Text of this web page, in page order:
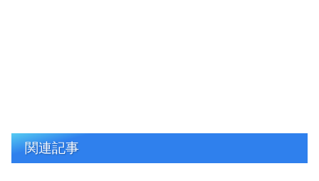
関連記事